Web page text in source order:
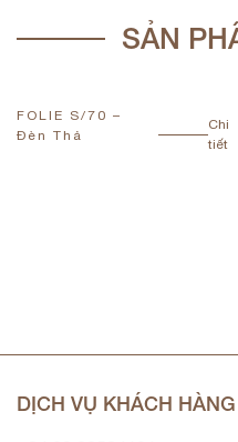
SẢN
FOLIE S/70 –
Đèn Thả
Chi
tiết
DỊCH VỤ KHÁCH HÀNG